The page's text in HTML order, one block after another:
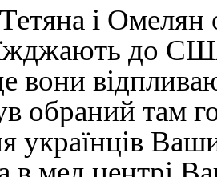
і
до
вони
обраний там
українців